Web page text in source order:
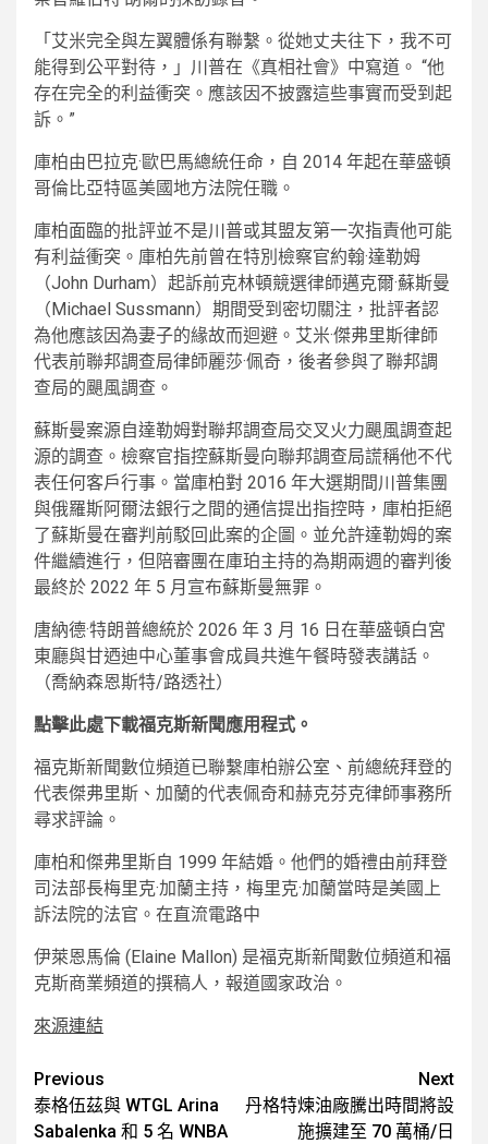
「艾米完全與左翼體係有聯繫。從她丈夫往下，我不可
能得到公平對待，」川普在《真相社會》中寫道。 “他
存在完全的利益衝突。應該因不披露這些事實而受到起
訴。”
庫柏由巴拉克·歐巴馬總統任命，自 2014 年起在華盛頓
哥倫比亞特區美國地方法院任職。
庫柏面臨的批評並不是川普或其盟友第一次指責他可能
有利益衝突。庫柏先前曾在特別檢察官約翰·達勒姆
（John Durham）起訴前克林頓競選律師邁克爾·蘇斯曼
（Michael Sussmann）期間受到密切關注，批評者認
為他應該因為妻子的緣故而迴避。艾米·傑弗里斯律師
代表前聯邦調查局律師麗莎·佩奇，後者參與了聯邦調
查局的颶風調查。
蘇斯曼案源自達勒姆對聯邦調查局交叉火力颶風調查起
源的調查。檢察官指控蘇斯曼向聯邦調查局謊稱他不代
表任何客戶行事。當庫柏對 2016 年大選期間川普集團
與俄羅斯阿爾法銀行之間的通信提出指控時，庫柏拒絕
了蘇斯曼在審判前駁回此案的企圖。並允許達勒姆的案
件繼續進行，但陪審團在庫珀主持的為期兩週的審判後
最終於 2022 年 5 月宣布蘇斯曼無罪。
唐納德·特朗普總統於 2026 年 3 月 16 日在華盛頓白宮
東廳與甘迺迪中心董事會成員共進午餐時發表講話。
（喬納森恩斯特/路透社）
點擊此處下載福克斯新聞應用程式。
福克斯新聞數位頻道已聯繫庫柏辦公室、前總統拜登的
代表傑弗里斯、加蘭的代表佩奇和赫克芬克律師事務所
尋求評論。
庫柏和傑弗里斯自 1999 年結婚。他們的婚禮由前拜登
司法部長梅里克·加蘭主持，梅里克·加蘭當時是美國上
訴法院的法官。在直流電路中
伊萊恩馬倫 (Elaine Mallon) 是福克斯新聞數位頻道和福
克斯商業頻道的撰稿人，報道國家政治。
來源連結
Post
navigation
Previous
泰格伍茲與 WTGL Arina
Sabalenka 和 5 名 WNBA
Next
丹格特煉油廠騰出時間將設
施擴建至 70 萬桶/日